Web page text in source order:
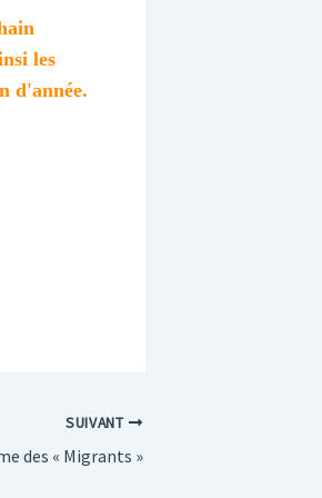
les
d'année.
SUIVANT
des « Migrants »